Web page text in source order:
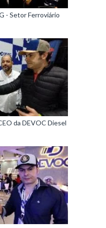
- Setor Ferroviário
da DEVOC Diesel